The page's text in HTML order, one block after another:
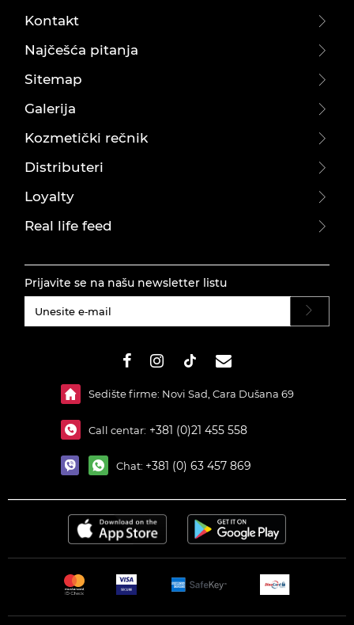
Kontakt
Najčešća pitanja
Sitemap
Galerija
Kozmetički rečnik
Distributeri
Loyalty
Real life feed
Prijavite se na našu newsletter listu
Sedište firme: Novi Sad, Cara Dušana 69
Call centar: +381 (0)21 455 558
Chat: +381 (0) 63 457 869